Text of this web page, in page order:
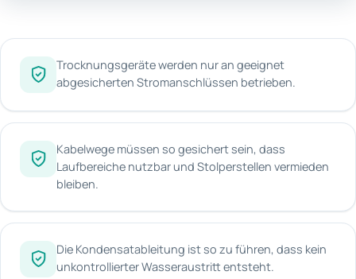
Trocknungsgeräte werden nur an geeignet
abgesicherten Stromanschlüssen betrieben.
Kabelwege müssen so gesichert sein, dass
Laufbereiche nutzbar und Stolperstellen vermieden
bleiben.
Die Kondensatableitung ist so zu führen, dass kein
unkontrollierter Wasseraustritt entsteht.